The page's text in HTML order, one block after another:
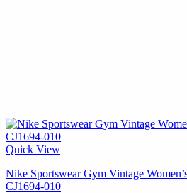
Quick View
Nike Sportswear Gym Vintage
CJ1694-010